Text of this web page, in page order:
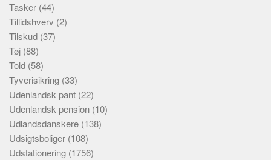
Tasker (44)
Tillidshverv (2)
Tilskud (37)
Tøj (88)
Told (58)
Tyverisikring (33)
Udenlandsk pant (22)
Udenlandsk pension (10)
Udlandsdanskere (138)
Udsigtsboliger (108)
Udstationering (1756)